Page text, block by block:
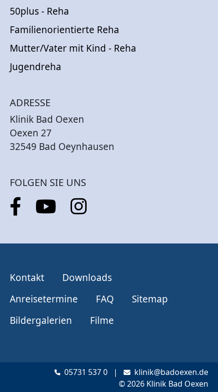
50plus - Reha
Familienorientierte Reha
Mutter/Vater mit Kind - Reha
Jugendreha
ADRESSE
Klinik Bad Oexen
Oexen 27
32549 Bad Oeynhausen
FOLGEN SIE UNS
Kontakt
Downloads
Anreisetermine
FAQ
Sitemap
Bildergalerien
Filme
05731 537 0 |
klinik@badoexen.de
© 2026 Klinik Bad Oexen